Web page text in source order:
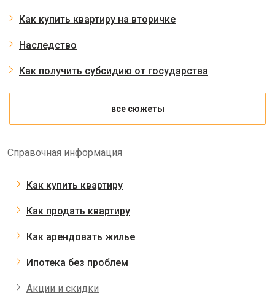
Как купить квартиру на вторичке
Наследство
Как получить субсидию от государства
все сюжеты
Справочная информация
Как купить квартиру
Как продать квартиру
Как арендовать жилье
Ипотека без проблем
Акции и скидки